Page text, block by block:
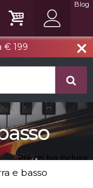
close
€ 199
Blog
Prezzi Iva inclusa
e basso